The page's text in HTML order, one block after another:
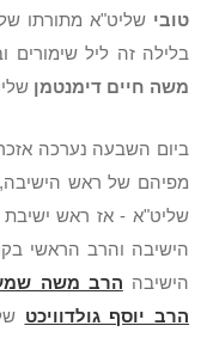
טובישליט"א מתורתו
בלילה זה ליל שימורים
משה חיים דימנטמן
ביום השבעה נערכה
מפיהם של ראש הישיבה,
שליט"א - אז ראש ישיבת
הישיבה והרב הראשי
הישיבה הרב משה
הרב יוסף גולדוויכט